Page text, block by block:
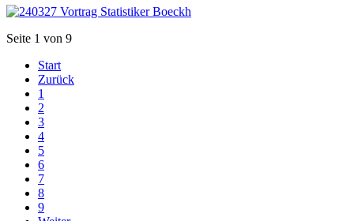
Seite 1 von 9
Start
Zurück
1
2
3
4
5
6
7
8
9